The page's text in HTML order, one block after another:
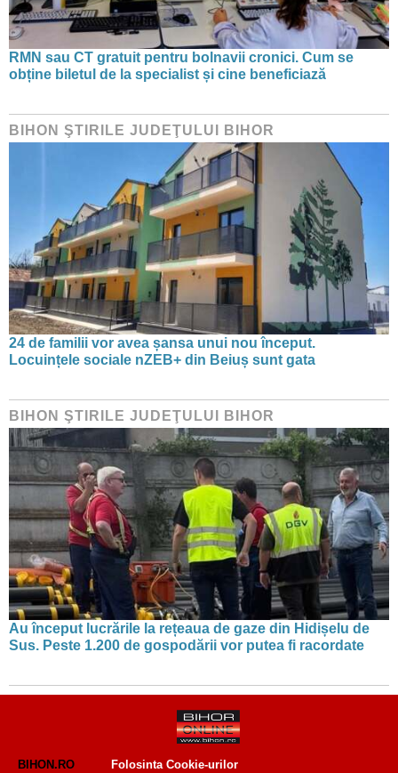
RMN sau CT gratuit pentru bolnavii cronici. Cum se
obține biletul de la specialist și cine beneficiază
BIHON ŞTIRILE JUDEŢULUI BIHOR
24 de familii vor avea șansa unui nou început.
Locuințele sociale nZEB+ din Beiuș sunt gata
BIHON ŞTIRILE JUDEŢULUI BIHOR
Au început lucrările la rețeaua de gaze din Hidișelu de
Sus. Peste 1.200 de gospodării vor putea fi racordate
BIHON.RO Folosinta Cookie-urilor